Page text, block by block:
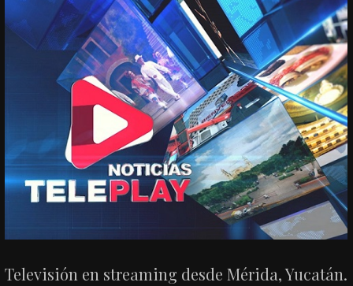
Televisión en streaming desde Mérida, Yucatán.